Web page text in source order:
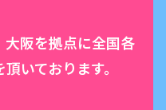
阪を拠点に全国各
いております。